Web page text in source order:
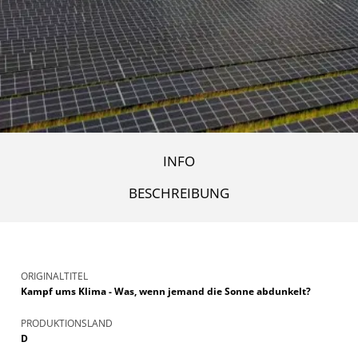
INFO
BESCHREIBUNG
ORIGINALTITEL
Kampf ums Klima - Was, wenn jemand die Sonne abdunkelt?
PRODUKTIONSLAND
D